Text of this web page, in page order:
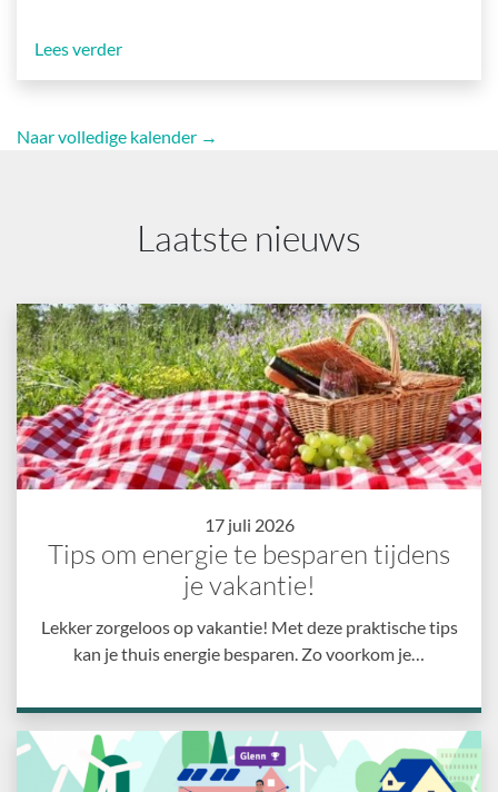
Lees verder
Naar volledige kalender →
Laatste nieuws
17 juli 2026
Tips om energie te besparen tijdens
je vakantie!
Lekker zorgeloos op vakantie! Met deze praktische tips
kan je thuis energie besparen. Zo voorkom je…